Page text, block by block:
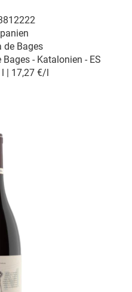
de Bages
Bages - Katalonien - ES
| 17,27 €/l